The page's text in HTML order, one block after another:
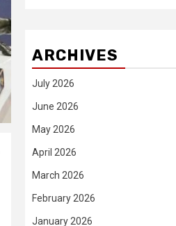
ARCHIVES
July 2026
June 2026
May 2026
April 2026
March 2026
February 2026
January 2026